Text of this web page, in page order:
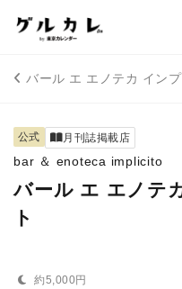
バール エ エノテカ イン
公式 月刊誌掲載店
bar ＆ enoteca implicito
バール エ エノテ
ト
約5,000円